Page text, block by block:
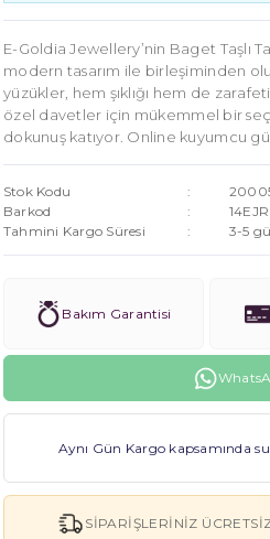
E-Goldia Jewellery’nin Baget Taşlı
modern tasarım ile birleşiminden
yüzükler, hem şıklığı hem de
özel davetler için mükemmel bir
dokunuş katıyor. Online kuyumcu
Stok Kodu
Barkod
Tahmini Kargo Süresi
3-5
Bakım Garantisi
Aynı Gün Kargo kapsamında
SIPARIŞLERINIZ